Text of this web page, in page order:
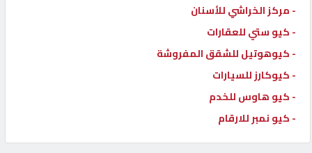
- مركز الخراشي للأسنان
- كيو ستي للعقارات
- كيوهوتيل للشقق المفروشة
- كيوكارز للسيارات
- كيو هاوس للخدم
- كيو نمبر للارقام